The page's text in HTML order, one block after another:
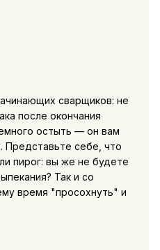
сварщиков: не
после окончания
остыть — он вам
Представьте себе, что
пирог: вы же не будете
Так и со
время "просохнуть" и